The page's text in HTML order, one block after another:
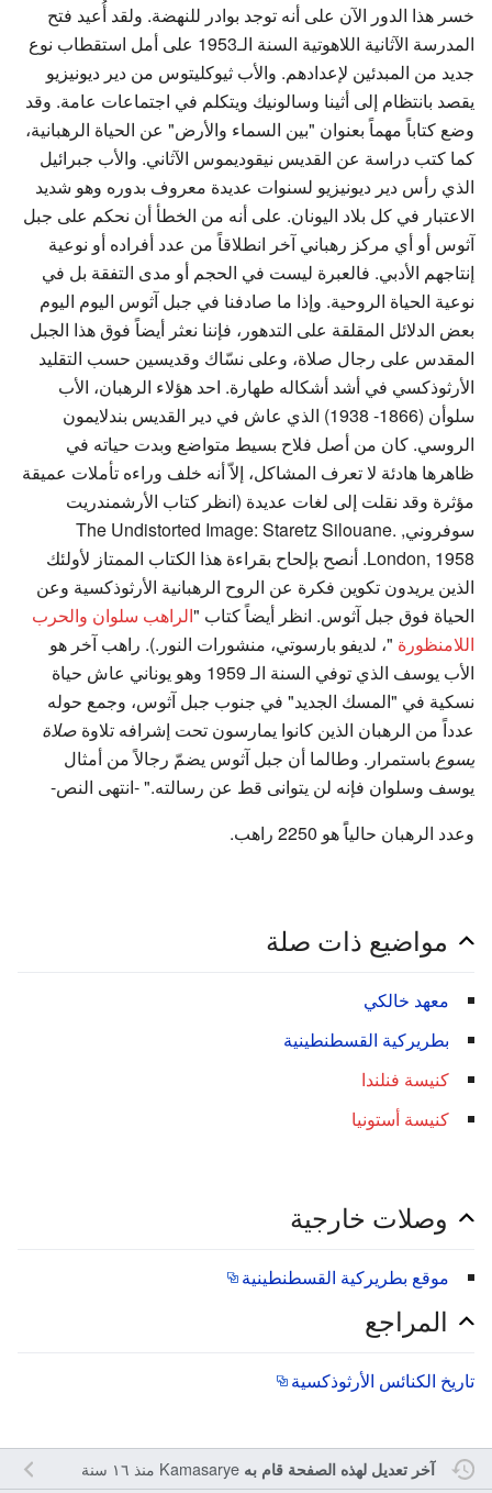
خسر هذا الدور الآن على أنه توجد بوادر للنهضة. ولقد أُعيد فتح
المدرسة الآثانية اللاهوتية السنة الـ1953 على أمل استقطاب نوع
جديد من المبدئين لإعدادهم. والأب ثيوكليتوس من دير ديونيزيو
يقصد بانتظام إلى أثينا وسالونيك ويتكلم في اجتماعات عامة. وقد
وضع كتاباً مهماً بعنوان "بين السماء والأرض" عن الحياة الرهبانية،
كما كتب دراسة عن القديس نيقوديموس الآثاني. والأب جبرائيل
الذي رأس دير ديونيزيو لسنوات عديدة معروف بدوره وهو شديد
الاعتبار في كل بلاد اليونان. على أنه من الخطأ أن نحكم على جبل
آثوس أو أي مركز رهباني آخر انطلاقاً من عدد أفراده أو نوعية
إنتاجهم الأدبي. فالعبرة ليست في الحجم أو مدى التفقة بل في
نوعية الحياة الروحية. وإذا ما صادفنا في جبل آثوس اليوم اليوم
بعض الدلائل المقلقة على التدهور، فإننا نعثر أيضاً فوق هذا الجبل
المقدس على رجال صلاة، وعلى نسّاك وقديسين حسب التقليد
الأرثوذكسي في أشد أشكاله طهارة. احد هؤلاء الرهبان، الأب
سلوأن (1866- 1938) الذي عاش في دير القديس بندلايمون
الروسي. كان من أصل فلاح بسيط متواضع وبدت حياته في
ظاهرها هادئة لا تعرف المشاكل، إلاّ أنه خلف وراءه تأملات عميقة
مؤثرة وقد نقلت إلى لغات عديدة (انظر كتاب الأرشمندريت
سوفروني, The Undistorted Image: Staretz Silouane.
London, 1958. أنصح بإلحاح بقراءة هذا الكتاب الممتاز لأولئك
الذين يريدون تكوين فكرة عن الروح الرهبانية الأرثوذكسية وعن
الحياة فوق جبل آثوس. انظر أيضاً كتاب "الراهب سلوان والحرب
اللامنظورة "، لديفو بارسوتي، منشورات النور.). راهب آخر هو
الأب يوسف الذي توفي السنة الـ 1959 وهو يوناني عاش حياة
نسكية في "المسك الجديد" في جنوب جبل آثوس، وجمع حوله
عدداً من الرهبان الذين كانوا يمارسون تحت إشرافه تلاوة صلاة
يسوع باستمرار. وطالما أن جبل آثوس يضمّ رجالاً من أمثال
يوسف وسلوان فإنه لن يتوانى قط عن رسالته." -انتهى النص-
وعدد الرهبان حالياًَ هو 2250 راهب.
مواضيع ذات صلة
معهد خالكي
بطريركية القسطنطينية
كنيسة فنلندا
كنيسة أستونيا
وصلات خارجية
موقع بطريركية القسطنطينية
المراجع
تاريخ الكنائس الأرثوذكسية
آخر تعديل لهذه الصفحة قام به Kamasarye منذ ١٦ سنة